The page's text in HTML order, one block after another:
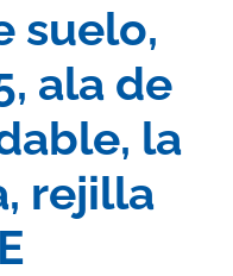
suelo,
ala de
la
rejilla